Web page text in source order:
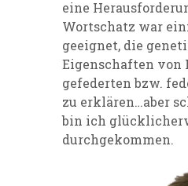
eine
Wortschatz war
geeignet, die
Eigenschaften von
gefederten bzw.
zu erklären…aber
bin ich
durchgekommen.